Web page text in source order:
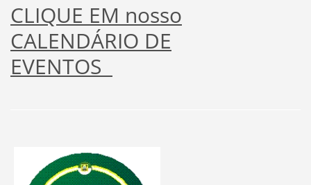
CLIQUE EM nosso
CALENDÁRIO DE
EVENTOS